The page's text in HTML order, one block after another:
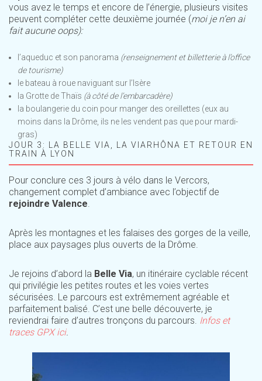
vous avez le temps et encore de l’énergie, plusieurs visites
peuvent compléter cette deuxième journée (moi je n’en ai
fait aucune oops):
l’aqueduc et son panorama (renseignement et billetterie à l’office
de tourisme)
le bateau à roue naviguant sur l’Isère
la Grotte de Thaïs (à côté de l’embarcadère)
la boulangerie du coin pour manger des oreillettes (eux au
moins dans la Drôme, ils ne les vendent pas que pour mardi-
gras)
JOUR 3: LA BELLE VIA, LA VIARHÔNA ET RETOUR EN
TRAIN À LYON
Pour conclure ces 3 jours à vélo dans le Vercors,
changement complet d’ambiance avec l’objectif de
rejoindre Valence.
Après les montagnes et les falaises des gorges de la veille,
place aux paysages plus ouverts de la Drôme.
Je rejoins d’abord la Belle Via, un itinéraire cyclable récent
qui privilégie les petites routes et les voies vertes
sécurisées. Le parcours est extrêmement agréable et
parfaitement balisé. C’est une belle découverte, je
reviendrai faire d’autres tronçons du parcours. Infos et
traces GPX ici.